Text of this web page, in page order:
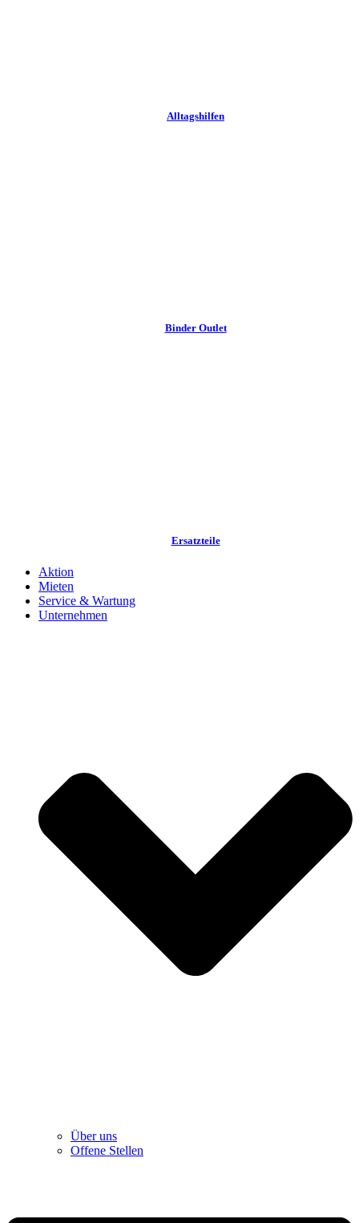
Alltags­hilfen
Binder Outlet
Ersatzteile
Aktion
Mieten
Service & Wartung
Unternehmen
Über uns
Offene Stellen